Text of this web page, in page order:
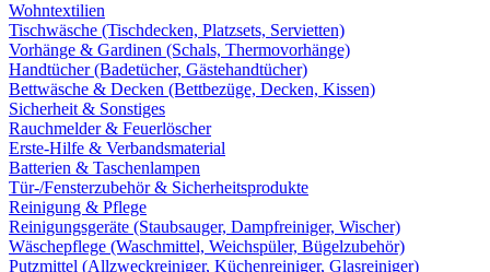
Wohntextilien
Tischwäsche (Tischdecken, Platzsets, Servietten)
Vorhänge & Gardinen (Schals, Thermovorhänge)
Handtücher (Badetücher, Gästehandtücher)
Bettwäsche & Decken (Bettbezüge, Decken, Kissen)
Sicherheit & Sonstiges
Rauchmelder & Feuerlöscher
Erste-Hilfe & Verbandsmaterial
Batterien & Taschenlampen
Tür-/Fensterzubehör & Sicherheitsprodukte
Reinigung & Pflege
Reinigungsgeräte (Staubsauger, Dampfreiniger, Wischer)
Wäschepflege (Waschmittel, Weichspüler, Bügelzubehör)
Putzmittel (Allzweckreiniger, Küchenreiniger, Glasreiniger)